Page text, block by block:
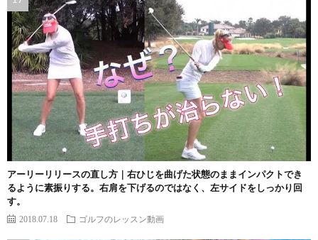
アーリーリリースの直し方｜右ひじを曲げた状態のままインパクトでき
るように素振りする。右肩を下げるのではなく、左サイドをしっかり回
す。
2018.07.18 ゴルフのレッスン動画